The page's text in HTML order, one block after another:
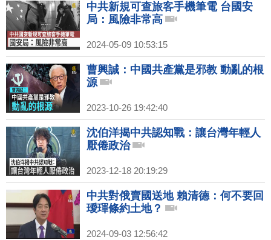
中共新規可查旅客手機筆電 台國安
局：風險非常高
2024-05-09 10:53:15
曹興誠：中國共產黨是邪教 動亂的根
源
2023-10-26 19:42:40
沈伯洋揭中共認知戰：讓台灣年輕人
厭倦政治
2023-12-18 20:19:29
中共對俄賣國送地 賴清德：何不要回
璦琿條約土地？
2024-09-03 12:56:42